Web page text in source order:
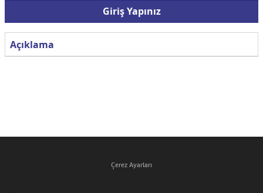
Giriş Yapınız
Açıklama
Çerez Ayarları